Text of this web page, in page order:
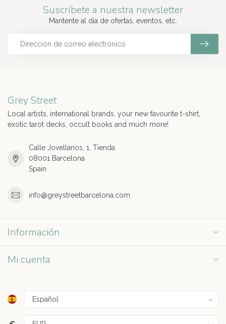
Suscríbete a nuestra newsletter
Mantente al día de ofertas, eventos, etc.
Grey Street
Local artists, international brands, your new favourite t-shirt,
exotic tarot decks, occult books and much more!
Calle Jovellanos, 1, Tienda
08001 Barcelona
Spain
info@greystreetbarcelona.com
Información
Mi cuenta